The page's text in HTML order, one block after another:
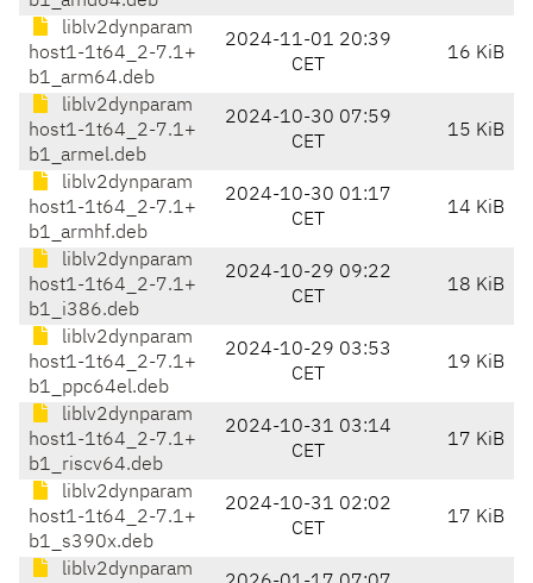
liblv2dynparam
host1-1t64_2-7.1+
b1_arm64.deb
2024-11-01 20:39
CET
16 KiB
liblv2dynparam
host1-1t64_2-7.1+
b1_armel.deb
2024-10-30 07:59
CET
15 KiB
liblv2dynparam
host1-1t64_2-7.1+
b1_armhf.deb
2024-10-30 01:17
CET
14 KiB
liblv2dynparam
host1-1t64_2-7.1+
b1_i386.deb
2024-10-29 09:22
CET
18 KiB
liblv2dynparam
host1-1t64_2-7.1+
b1_ppc64el.deb
2024-10-29 03:53
CET
19 KiB
liblv2dynparam
host1-1t64_2-7.1+
b1_riscv64.deb
2024-10-31 03:14
CET
17 KiB
liblv2dynparam
host1-1t64_2-7.1+
b1_s390x.deb
2024-10-31 02:02
CET
17 KiB
liblv2dynparam